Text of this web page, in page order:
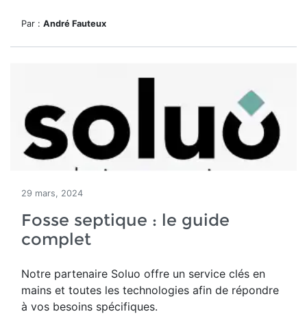
Par : André Fauteux
29 mars, 2024
Fosse septique : le guide
complet
Notre partenaire Soluo offre un service clés en
mains et toutes les technologies afin de répondre
à vos besoins spécifiques.